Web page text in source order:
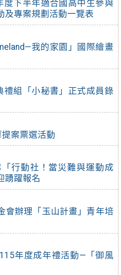
度下半年適合國高中生參與
及專案規劃活動一覽表
我的家園」國際繪畫
禮組「小秘書」正式成員錄
案票選活動
行動社！當災難與運動成
踴躍報名
會辦理「玉山計畫」青年培
年度成年禮活動—「御風